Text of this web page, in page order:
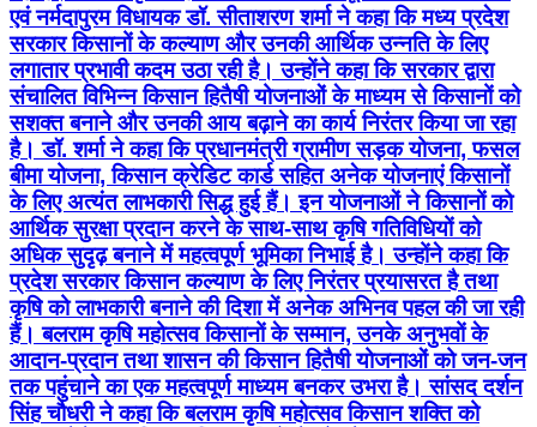
एवं नर्मदापुरम विधायक डॉ. सीताशरण शर्मा ने कहा कि मध्य प्रदेश
सरकार किसानों के कल्याण और उनकी आर्थिक उन्नति के लिए
लगातार प्रभावी कदम उठा रही है। उन्होंने कहा कि सरकार द्वारा
संचालित विभिन्न किसान हितैषी योजनाओं के माध्यम से किसानों को
सशक्त बनाने और उनकी आय बढ़ाने का कार्य निरंतर किया जा रहा
है। डॉ. शर्मा ने कहा कि प्रधानमंत्री ग्रामीण सड़क योजना, फसल
बीमा योजना, किसान क्रेडिट कार्ड सहित अनेक योजनाएं किसानों
के लिए अत्यंत लाभकारी सिद्ध हुई हैं। इन योजनाओं ने किसानों को
आर्थिक सुरक्षा प्रदान करने के साथ-साथ कृषि गतिविधियों को
अधिक सुदृढ़ बनाने में महत्वपूर्ण भूमिका निभाई है। उन्होंने कहा कि
प्रदेश सरकार किसान कल्याण के लिए निरंतर प्रयासरत है तथा
कृषि को लाभकारी बनाने की दिशा में अनेक अभिनव पहल की जा रही
हैं। बलराम कृषि महोत्सव किसानों के सम्मान, उनके अनुभवों के
आदान-प्रदान तथा शासन की किसान हितैषी योजनाओं को जन-जन
तक पहुंचाने का एक महत्वपूर्ण माध्यम बनकर उभरा है। सांसद दर्शन
सिंह चौधरी ने कहा कि बलराम कृषि महोत्सव किसान शक्ति को